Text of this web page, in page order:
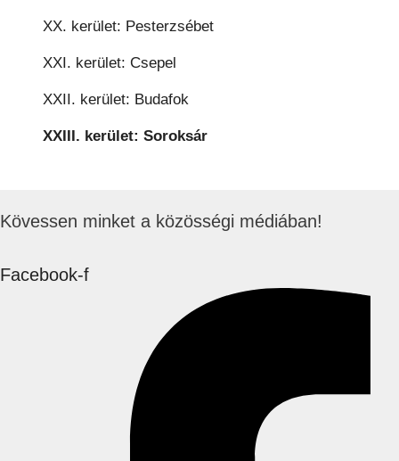
XX. kerület: Pesterzsébet
XXI. kerület: Csepel
XXII. kerület: Budafok
XXIII. kerület: Soroksár
Kövessen minket a közösségi médiában!
Facebook-f